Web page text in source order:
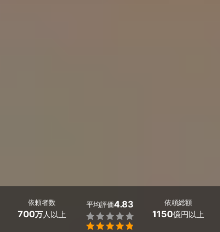
依頼者数
700万人以上
平均評価4.83


依頼総額
1150億円以上